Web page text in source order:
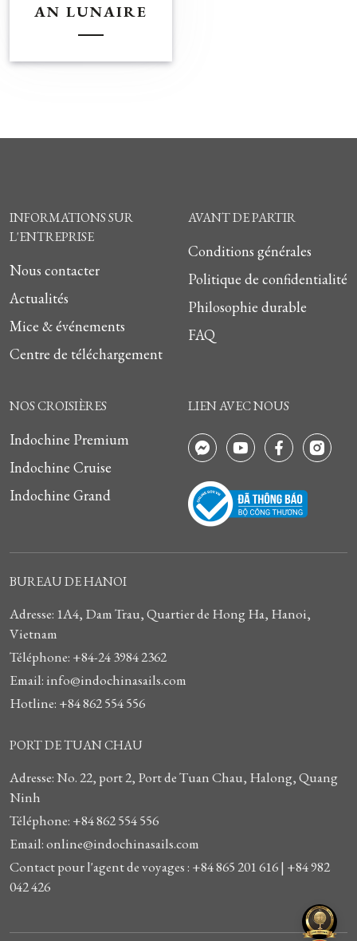
AN LUNAIRE
INFORMATIONS SUR
L'ENTREPRISE
Nous contacter
Actualités
Mice & événements
Centre de téléchargement
AVANT DE PARTIR
Conditions générales
Politique de confidentialité
Philosophie durable
FAQ
NOS CROISIÈRES
Indochine Premium
Indochine Cruise
Indochine Grand
LIEN AVEC NOUS
BUREAU DE HANOI
Adresse: 1A4, Dam Trau, Quartier de Hong Ha, Hanoi,
Vietnam
Téléphone: +84-24 3984 2362
Email: info@indochinasails.com
Hotline: +84 862 554 556
PORT DE TUAN CHAU
Adresse: No. 22, port 2, Port de Tuan Chau, Halong, Quang
Ninh
Téléphone: +84 862 554 556
Email: online@indochinasails.com
Contact pour l'agent de voyages : +84 865 201 616 | +84 982
042 426